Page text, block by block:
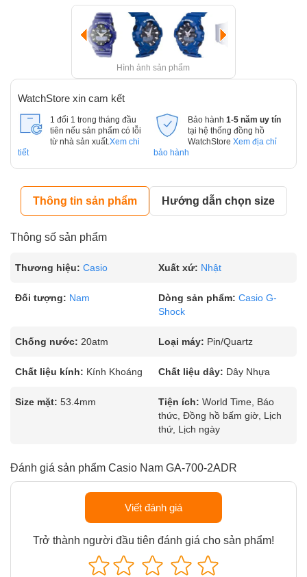
Hình ảnh sản phẩm
WatchStore xin cam kết
1 đổi 1 trong tháng đầu
tiên nếu sản phẩm có lỗi
từ nhà sản xuất. Xem chi
tiết
Bảo hành 1-5 năm uy tín
tại hệ thống đồng hồ
WatchStore Xem địa chỉ
bảo hành
Thông tin sản phẩm Hướng dẫn chọn size
Thông số sản phẩm
Thương hiệu: Casio Xuất xứ: Nhật
Đối tượng: Nam Dòng sản phẩm: Casio G-
Shock
Chống nước: 20atm Loại máy: Pin/Quartz
Chất liệu kính: Kính Khoáng Chất liệu dây: Dây Nhựa
Size mặt: 53.4mm Tiện ích: World Time, Báo
thức, Đồng hồ bấm giờ, Lịch
thứ, Lịch ngày
Đánh giá sản phẩm Casio Nam GA-700-2ADR
Viết đánh giá
Trở thành người đầu tiên đánh giá cho sản phẩm!